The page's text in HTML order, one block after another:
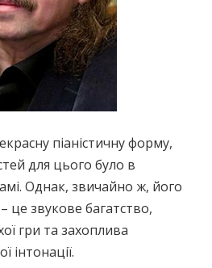
піаністичну форму,
для цього було в
Однак, звичайно ж, його
це звукове багатство,
гри та захоплива
інтонації.